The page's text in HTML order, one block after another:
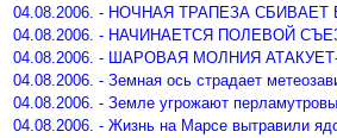
04.08.2006. - НОЧНАЯ ТРАПЕЗА
04.08.2006. - НАЧИНАЕТСЯ ПОЛЕВОЙ
04.08.2006. - ШАРОВАЯ МОЛНИЯ
04.08.2006. - Земная ось страдает
04.08.2006. - Земле угрожают
04.08.2006. - Жизнь на Марсе вытравили